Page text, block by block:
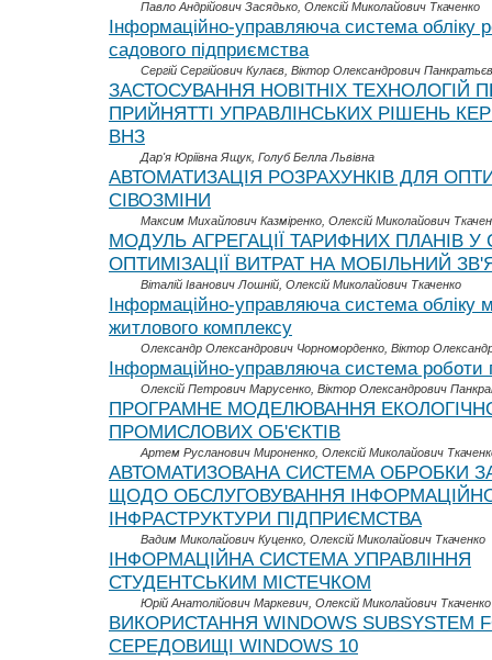
Павло Андрійович Засядько, Олексій Миколайович Ткаченко
Інформаційно-управляюча система обліку
садового підприємства
Сергій Сергійович Кулаєв, Віктор Олександрович Панкратьєв
ЗАСТОСУВАННЯ НОВІТНІХ ТЕХНОЛОГІЙ
ПРИЙНЯТТІ УПРАВЛІНСЬКИХ РІШЕНЬ
ВНЗ
Дар'я Юріївна Ящук, Голуб Белла Львівна
АВТОМАТИЗАЦІЯ РОЗРАХУНКІВ ДЛЯ
СІВОЗМІНИ
Максим Михайлович Казміренко, Олексій Миколайович
МОДУЛЬ АГРЕГАЦІЇ ТАРИФНИХ ПЛАНІВ У
ОПТИМІЗАЦІЇ ВИТРАТ НА МОБІЛЬНИЙ
Віталій Іванович Лошній, Олексій Миколайович Ткаченко
Інформаційно-управляюча система обліку
житлового комплексу
Олександр Олександрович Чорноморденко, Віктор
Інформаційно-управляюча система роботи
Олексій Петрович Марусенко, Віктор Олександрович
ПРОГРАМНЕ МОДЕЛЮВАННЯ
ПРОМИСЛОВИХ ОБ'ЄКТІВ
Артем Русланович Мироненко, Олексій Миколайович
АВТОМАТИЗОВАНА СИСТЕМА ОБРОБКИ
ЩОДО ОБСЛУГОВУВАННЯ
ІНФРАСТРУКТУРИ ПІДПРИЄМСТВА
Вадим Миколайович Куценко, Олексій Миколайович Ткаченко
ІНФОРМАЦІЙНА СИСТЕМА УПРАВЛІННЯ
СТУДЕНТСЬКИМ МІСТЕЧКОМ
Юрій Анатолійович Маркевич, Олексій Миколайович Ткаченко
ВИКОРИСТАННЯ WINDOWS SUBSYSTEM
СЕРЕДОВИЩІ WINDOWS 10